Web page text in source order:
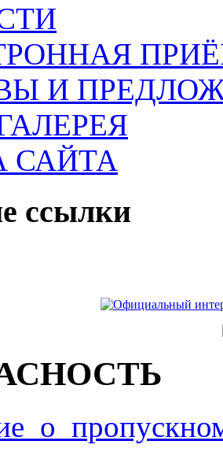
И
САЙТА
ссылки